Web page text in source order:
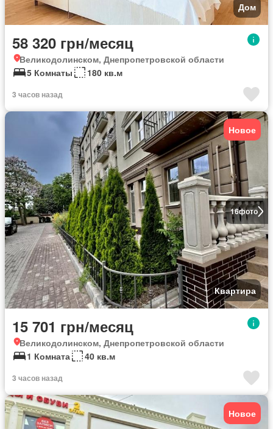
Дом
58 320 грн/месяц
Великодолинском, Днепропетровской области
5 Комнаты
180 кв.м
3 часов назад
16фото
Новое
Квартира
15 701 грн/месяц
Великодолинском, Днепропетровской области
1 Комната
40 кв.м
3 часов назад
Новое